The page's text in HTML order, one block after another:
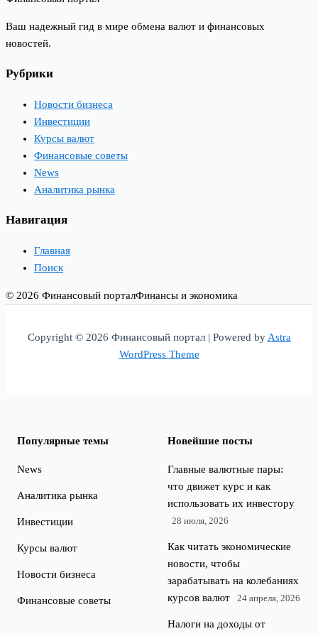
Ваш надежный гид в мире обмена валют и финансовых
новостей.
Рубрики
Новости бизнеса
Инвестиции
Курсы валют
Финансовые советы
News
Аналитика рынка
Навигация
Главная
Поиск
© 2026 Финансовый порталФинансы и экономика
Copyright © 2026 Финансовый портал | Powered byAstra
WordPress Theme
Популярные темы
News
Аналитика рынка
Инвестиции
Курсы валют
Новости бизнеса
Финансовые советы
Новейшие посты
Главные валютные пары:
что движет курс и как
использовать их инвестору
28 июля, 2026
Как читать экономические
новости, чтобы
зарабатывать на колебаниях
курсов валют
24 апреля, 2026
Налоги на доходы от